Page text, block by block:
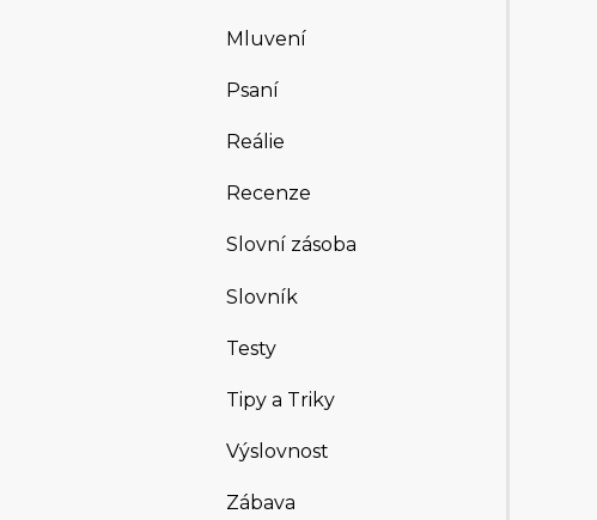
Mluvení
Psaní
Reálie
Recenze
Slovní zásoba
Slovník
Testy
Tipy a Triky
Výslovnost
Zábava